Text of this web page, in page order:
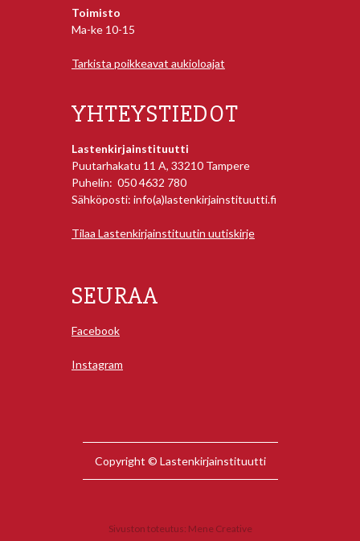
Toimisto
Ma-ke 10-15
Tarkista poikkeavat aukioloajat
YHTEYSTIEDOT
Lastenkirjainstituutti
Puutarhakatu 11 A, 33210 Tampere
Puhelin: 050 4632 780
Sähköposti: info(a)lastenkirjainstituutti.fi
Tilaa Lastenkirjainstituutin uutiskirje
SEURAA
Facebook
Instagram
Copyright © Lastenkirjainstituutti
Sivuston toteutus: Mene Creative